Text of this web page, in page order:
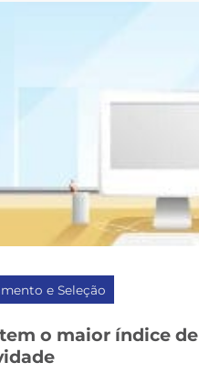
e Seleção
o maior índice de